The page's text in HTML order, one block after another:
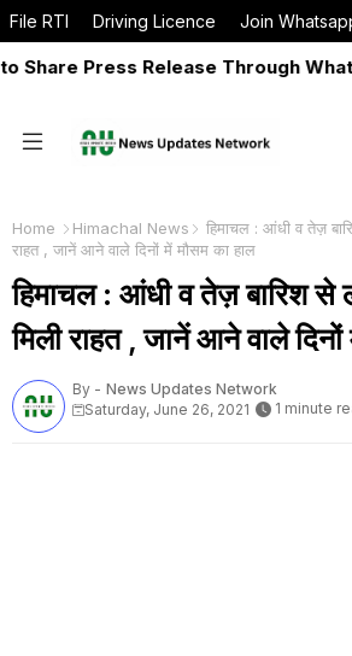
File RTI Driving Licence Join
Press Release Through
Home Himachal News
हिमाचल : आंधी व तेज़
राहत , जानें आने वाले दिनों में मौसम का हाल
हिमाचल : आंधी व तेज़ बारिश से
मिली राहत , जानें आने वाले
By - News Updates Network
Saturday, June 26, 2021
1 minute